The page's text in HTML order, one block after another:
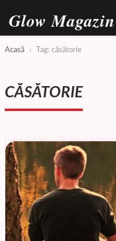
Glow
Acasă › Tag: căsătorie
CĂSĂTORIE